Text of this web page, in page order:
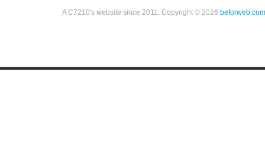
A C7210's website since 2011. Copyright © 2026 beforweb.com